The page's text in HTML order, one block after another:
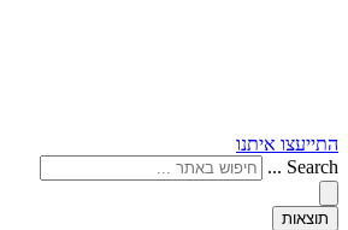
התייעצו איתנו
Search ...
תוצאות